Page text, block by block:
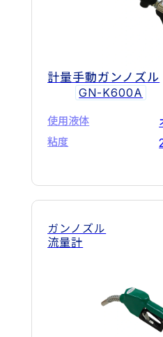
計量手動ガンノズル
GN-K600A
使用液体
粘度
ガンノズル
流量計